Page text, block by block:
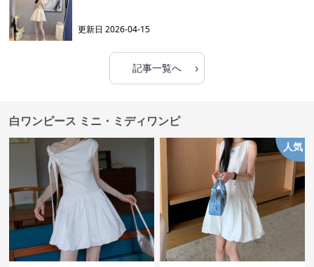
更新日2026-04-15
記事一覧へ ›
白ワンピース ミニ・ミディワンピ
人気